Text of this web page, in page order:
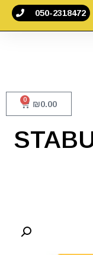
050-2318472
₪0.00
0